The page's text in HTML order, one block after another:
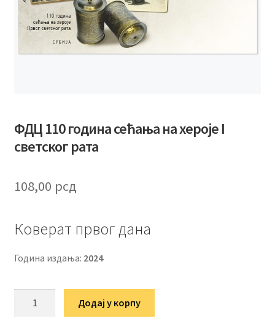
ФДЦ 110 година сећања на хероје I
светског рата
108,00 рсд
Коверат првог дана
Година издања: 2024
Додај у корпу